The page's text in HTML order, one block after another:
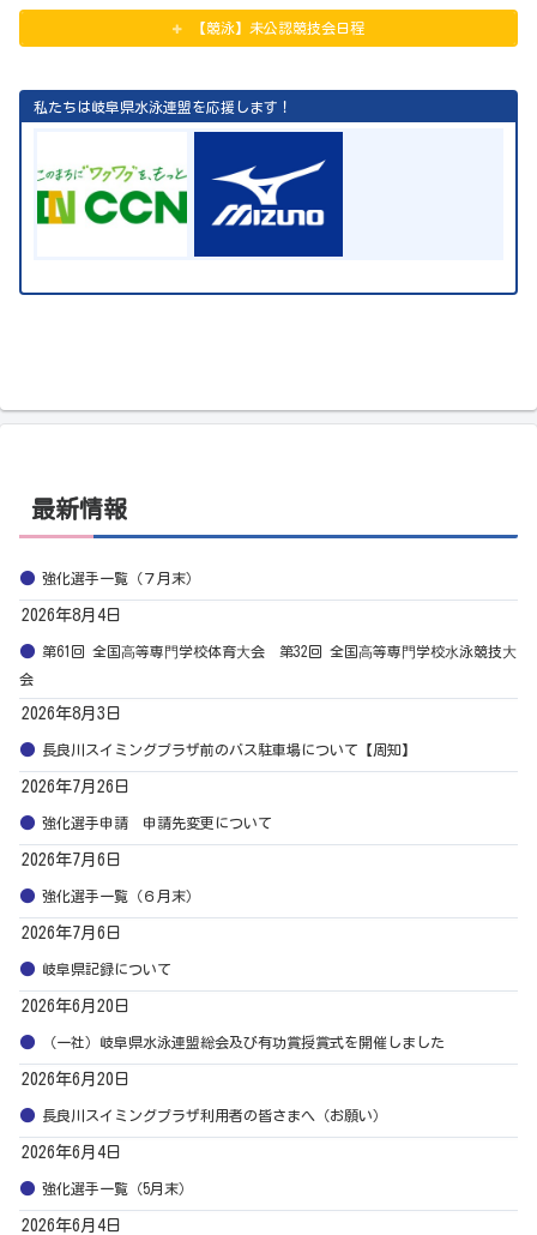
【競泳】未公認競技会日程
私たちは岐阜県水泳連盟を応援します！
最新情報
強化選手一覧（７月末）
2026年8月4日
第61回 全国⾼等専⾨学校体育⼤会 第32回 全国⾼等専⾨学校⽔泳競技⼤
会
2026年8月3日
長良川スイミングプラザ前のバス駐車場について【周知】
2026年7月26日
強化選手申請 申請先変更について
2026年7月6日
強化選手一覧（６月末）
2026年7月6日
岐阜県記録について
2026年6月20日
（一社）岐阜県水泳連盟総会及び有功賞授賞式を開催しました
2026年6月20日
長良川スイミングプラザ利用者の皆さまへ（お願い）
2026年6月4日
強化選手一覧（5月末）
2026年6月4日